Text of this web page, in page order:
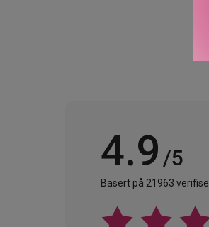
4.9 /5
Basert på 21963